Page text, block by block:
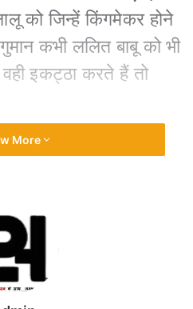
को जिन्हें किंगमेकर होने
कभी ललित बाबू को भी
वही इकट्ठा करते हैं तो
More